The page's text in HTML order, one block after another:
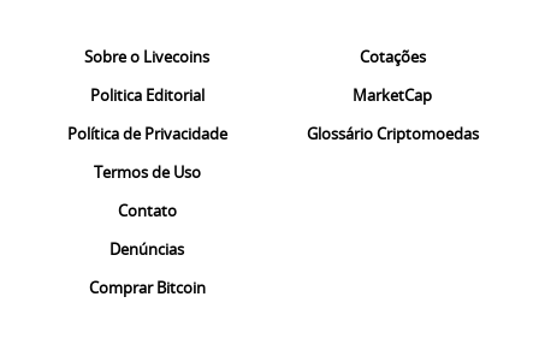
Sobre o Livecoins
Politica Editorial
Política de Privacidade
Termos de Uso
Contato
Denúncias
Comprar Bitcoin
Cotações
MarketCap
Glossário Criptomoedas